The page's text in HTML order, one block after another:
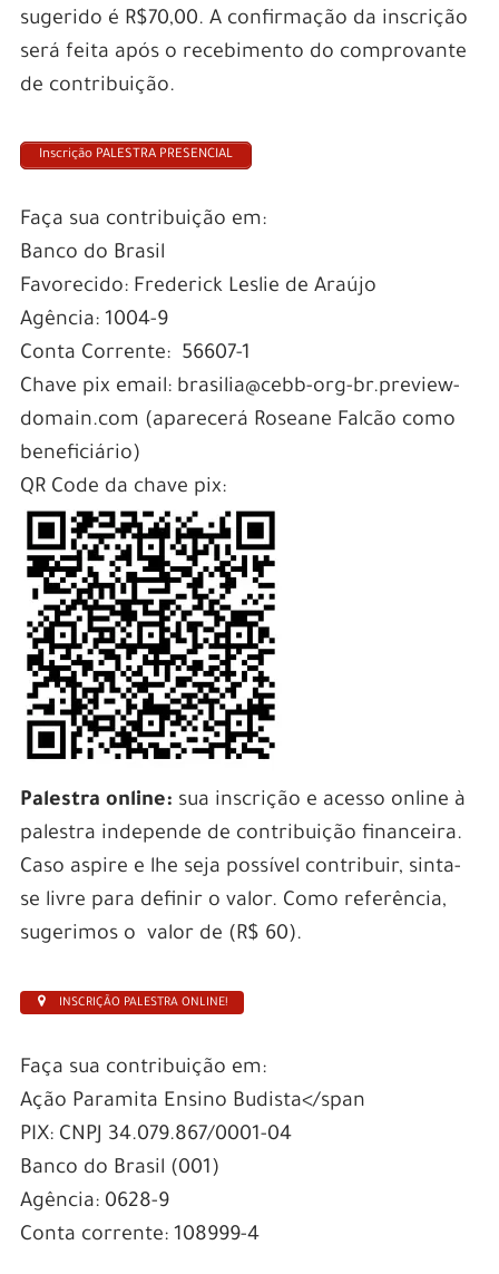
sugerido é R$70,00. A confirmação da inscrição
será feita após o recebimento do comprovante
de contribuição.
Inscrição PALESTRA PRESENCIAL
Faça sua contribuição em:
Banco do Brasil
Favorecido: Frederick Leslie de Araújo
Agência: 1004-9
Conta Corrente: 56607-1
Chave pix email: brasilia@cebb-org-br.preview-
domain.com (aparecerá Roseane Falcão como
beneficiário)
QR Code da chave pix:
Palestra online: sua inscrição e acesso online à
palestra independe de contribuição financeira.
Caso aspire e lhe seja possível contribuir, sinta-
se livre para definir o valor. Como referência,
sugerimos o valor de (R$ 60).
INSCRIÇÃO PALESTRA ONLINE!
Faça sua contribuição em:
Ação Paramita Ensino Budista</span
PIX: CNPJ 34.079.867/0001-04
Banco do Brasil (001)
Agência: 0628-9
Conta corrente: 108999-4